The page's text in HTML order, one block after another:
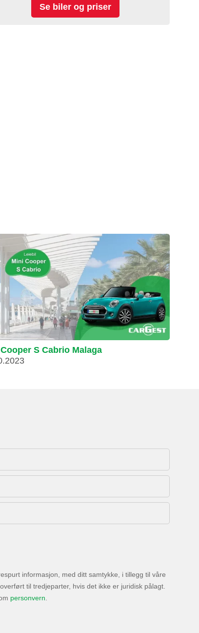
S Cabrio Malaga
informasjon, med ditt samtykke, i tillegg til våre
til tredjeparter, hvis det ikke er juridisk pålagt.
personvern